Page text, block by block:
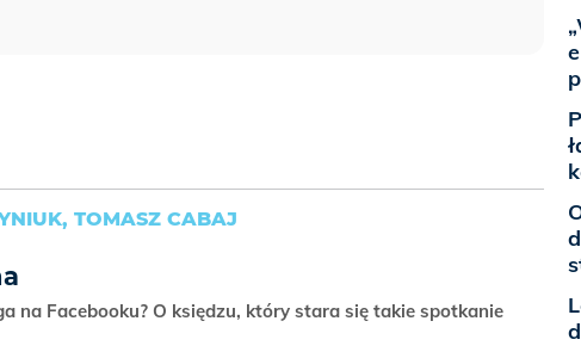
TOMASZ CABAJ
na Facebooku? O księdzu, który stara się takie spotkanie